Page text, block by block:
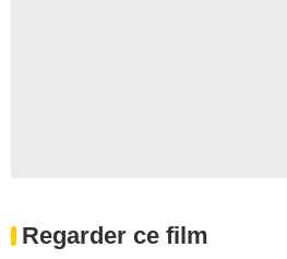
Regarder ce film